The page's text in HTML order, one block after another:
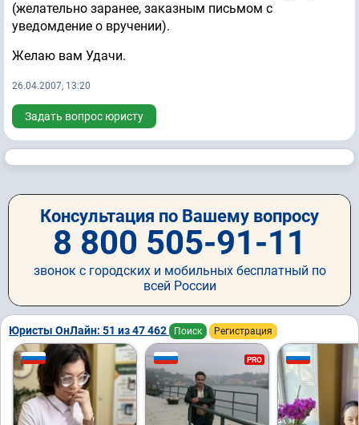
(желательно заранее, заказным письмом с
уведомдение о вручении).
Желаю вам Удачи.
26.04.2007, 13:20
Задать вопрос юристу
Консультация по Вашему вопросу
8 800 505-91-11
звонок с городских и мобильных бесплатный по
всей России
Юристы ОнЛайн: 51 из 47 462 Поиск Регистрация
PRO